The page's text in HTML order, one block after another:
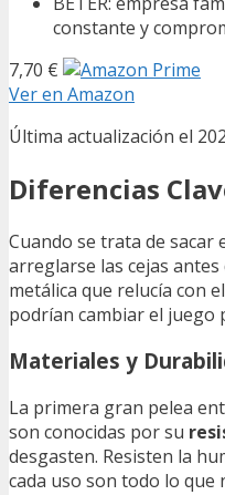
constante y
7,70 €
Ver en Amazon
Última actualización el
Diferencias
Cuando se trata de sacar
arreglarse las cejas
metálica que relucía con
podrían cambiar el juego
Materiales y
La primera gran pelea
son conocidas por su
desgasten. Resisten la
cada uso son todo lo que